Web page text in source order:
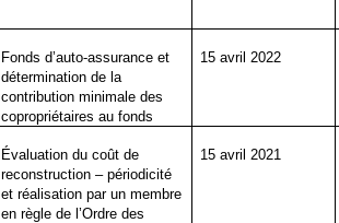
Fonds d’auto-assurance et
détermination de la
contribution minimale des
copropriétaires au fonds
15 avril 2022
Évaluation du coût de
reconstruction – périodicité
et réalisation par un membre
en règle de l’Ordre des
15 avril 2021